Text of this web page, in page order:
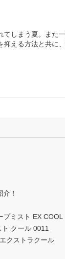
しまう夏。また
える方法と共に
！
プミスト EX COOL
クール 0011
クストラクール